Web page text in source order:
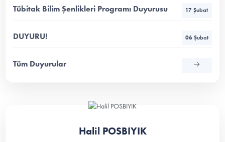
Tübitak Bilim Şenlikleri Programı Duyurusu 17 Şubat
DUYURU! 06 Şubat
Tüm Duyurular
Halil POSBIYIK